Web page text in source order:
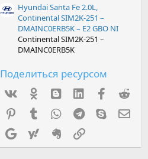
Hyundai Santa Fe 2.0L,
Continental SIM2K-251 –
DMAINC0ERB5K – E2 GBO NI
Continental SIM2K-251 –
DMAINC0ERB5K
Поделиться ресурсом
Ok mes_blogger
Linked InFacebook
PinterestTumblr WhatsAppTelegram
Skype
Google Yahoo Evernote